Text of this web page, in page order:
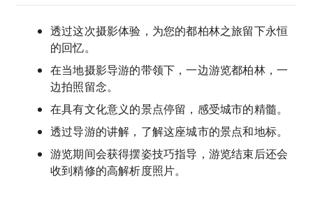
透过这次摄影体验，为您的都柏林之旅留下永恒
的回忆。
在当地摄影导游的带领下，一边游览都柏林，一
边拍照留念。
在具有文化意义的景点停留，感受城市的精髓。
透过导游的讲解，了解这座城市的景点和地标。
游览期间会获得摆姿技巧指导，游览结束后还会
收到精修的高解析度照片。